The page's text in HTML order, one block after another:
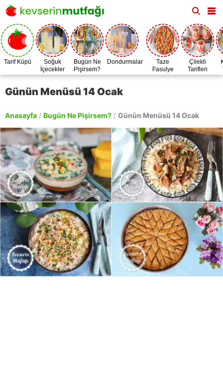
Tarif Küpü
Soğuk
İçecekler
Bugün Ne
Pişirsem?
Dondurmalar
Taze
Fasulye
Zamanı
Çilekli
Tarifleri
Günün Menüsü 14 Ocak
Anasayfa / Bugün Ne Pişirsem? / Günün Menüsü 14 Ocak